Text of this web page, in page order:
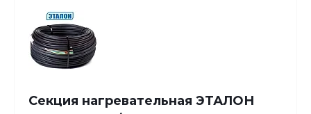
Секция нагревательная ЭТАЛОН